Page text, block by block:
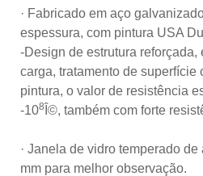
· Fabricado em aço
espessura, com pintura USA
-Design de estrutura reforçada,
carga, tratamento de superfície
pintura, o valor de resistência
-108 Î©, também com forte
· Janela de vidro temperado
mm para melhor observação.